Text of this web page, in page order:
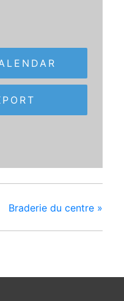
Braderie du centre »